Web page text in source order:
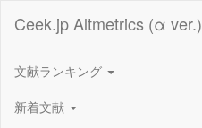
Ceek.jp Altmetrics (α ver.)
文献ランキング
新着文献